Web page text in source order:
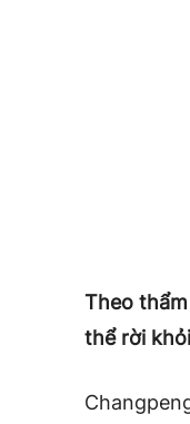
Theo
thể rời